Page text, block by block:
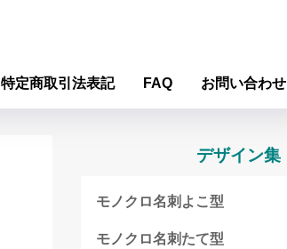
特定商取引法表記 FAQ お問い合わせ
デザイン集
モノクロ名刺よこ型
モノクロ名刺たて型